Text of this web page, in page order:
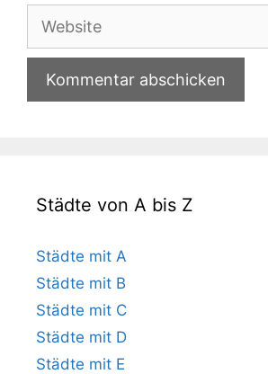
Adresse
Website
Städte von A bis Z
Städte mit A
Städte mit B
Städte mit C
Städte mit D
Städte mit E